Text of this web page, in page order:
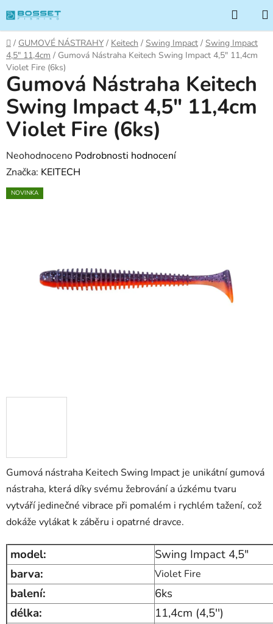
na
obsah
Domů
/ GUMOVÉ NÁSTRAHY / Keitech / Swing Impact / Swing Impact
4,5" 11,4cm / Gumová Nástraha Keitech Swing Impact 4,5" 11,4cm
Violet Fire (6ks)
Gumová nástraha Keitech Swing Impact je unikátní gumová
nástraha, která díky svému žebrování a úzkému tvaru
vytváří jedinečné vibrace při pomalém i rychlém tažení, což
dokáže vylákat k záběru i opatrné dravce.
model:
Swing Impact 4,5"
barva:
Violet Fire
balení:
6ks
délka:
11,4cm (4,5'')
Gumová Nástraha Keitech
Swing Impact 4,5" 11,4cm
Violet Fire (6ks)
Průměrné
hodnocení
produktu
hvězdiček.
Neohodnoceno Podrobnosti hodnocení
Značka: KEITECH
NOVINKA